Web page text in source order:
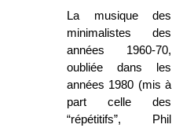
La musique des
minimalistes des
années 1960-70,
oubliée dans les
années 1980 (mis à
part celle des
“répétitifs”, Phil